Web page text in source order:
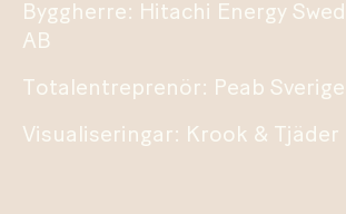
Byggherre: Hitachi Energy
AB
Totalentreprenör: Peab Sverige
Visualiseringar: Krook & Tjäder